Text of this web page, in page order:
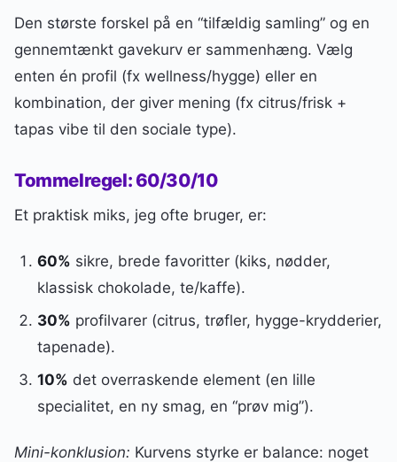
Den største forskel på en “tilfældig samling” og en
gennemtænkt gavekurv er sammenhæng. Vælg
enten én profil (fx wellness/hygge) eller en
kombination, der giver mening (fx citrus/frisk +
tapas vibe til den sociale type).
Tommelregel: 60/30/10
Et praktisk miks, jeg ofte bruger, er:
60% sikre, brede favoritter (kiks, nødder,
klassisk chokolade, te/kaffe).
30% profilvarer (citrus, trøfler, hygge-krydderier,
tapenade).
10% det overraskende element (en lille
specialitet, en ny smag, en “prøv mig”).
Mini-konklusion: Kurvens styrke er balance: noget